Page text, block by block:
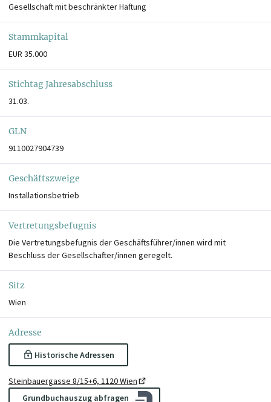
Gesellschaft mit beschränkter Haftung
Stammkapital
EUR 35.000
Stichtag Jahresabschluss
31.03.
GLN
9110027904739
Geschäftszweige
Installationsbetrieb
Vertretungsbefugnis
Die Vertretungsbefugnis der Geschäftsführer/innen wird mit
Beschluss der Gesellschafter/innen geregelt.
Sitz
Wien
Adresse
Historische Adressen
Steinbauergasse 8/15+6, 1120 Wien
Grundbuchauszug abfragen